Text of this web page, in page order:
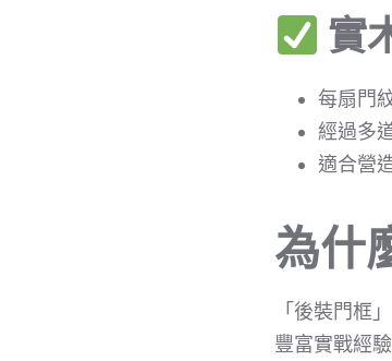
實
每扇門
經過多
適合營
為什
「後裝門框
豐富實戰經